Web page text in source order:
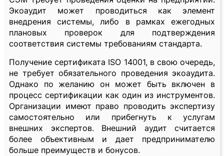
Экоаудит может проводиться как элемент
внедрения системы, либо в рамках ежегодных
плановых проверок для подтверждения
соответствия системы требованиям стандарта.
Получение сертификата ISO 14001, в свою очередь,
не требует обязательного проведения экоаудита.
Однако по желанию он может быть включен в
процесс сертификации как один из инструментов.
Организации имеют право проводить экспертизу
самостоятельно или прибегнуть к услугам
внешних экспертов. Внешний аудит считается
более объективным и дает предпринимателю
больше преимуществ и бонусов.